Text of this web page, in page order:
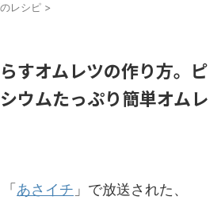
レシピ >
すオムレツの作り方。ピ
ウムたっぷり簡単オムレ
あさイチ 」で放送された、